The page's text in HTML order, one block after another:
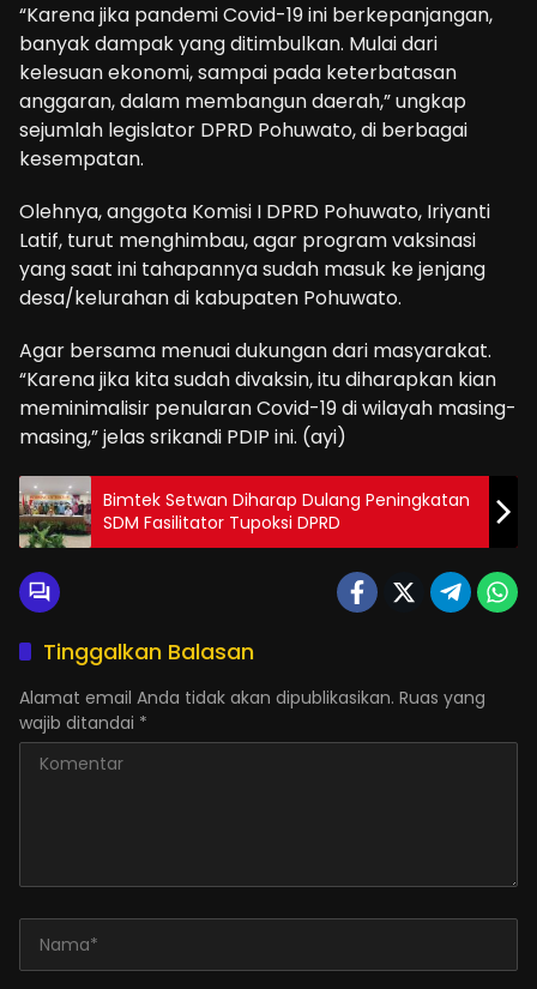
“Karena jika pandemi Covid-19 ini berkepanjangan,
banyak dampak yang ditimbulkan. Mulai dari
kelesuan ekonomi, sampai pada keterbatasan
anggaran, dalam membangun daerah,” ungkap
sejumlah legislator DPRD Pohuwato, di berbagai
kesempatan.
Olehnya, anggota Komisi I DPRD Pohuwato, Iriyanti
Latif, turut menghimbau, agar program vaksinasi
yang saat ini tahapannya sudah masuk ke jenjang
desa/kelurahan di kabupaten Pohuwato.
Agar bersama menuai dukungan dari masyarakat.
“Karena jika kita sudah divaksin, itu diharapkan kian
meminimalisir penularan Covid-19 di wilayah masing-
masing,” jelas srikandi PDIP ini. (ayi)
Bimtek Setwan Diharap Dulang Peningkatan
SDM Fasilitator Tupoksi DPRD
Tinggalkan Balasan
Alamat email Anda tidak akan dipublikasikan. Ruas yang
wajib ditandai *